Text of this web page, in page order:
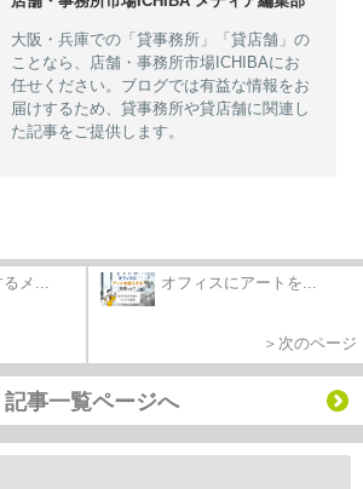
大阪・兵庫での「貸事務所」「貸店舗」の
ことなら、店舗・事務所市場ICHIBAにお
任せください。ブログでは有益な情報をお
届けするため、貸事務所や貸店舗に関連し
た記事をご提供します。
メ... オフィスにアートを...
＞次のページ
記事一覧ページへ